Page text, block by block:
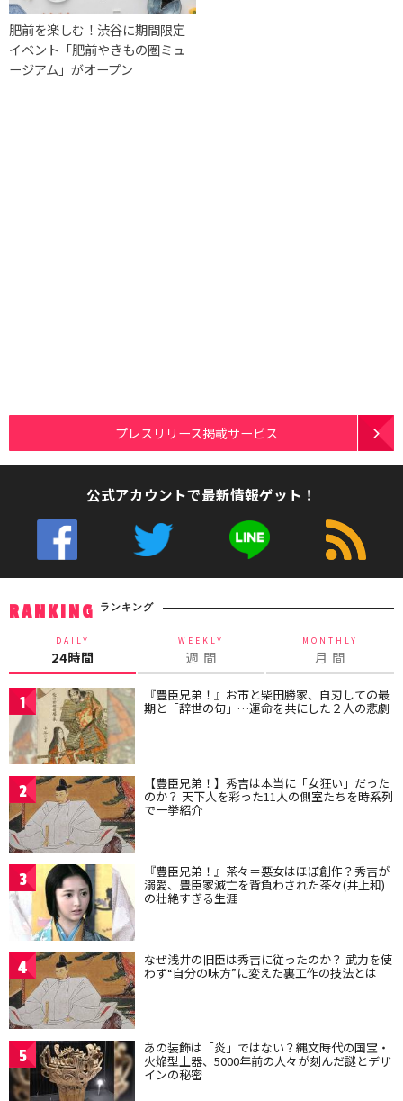
肥前を楽しむ！渋谷に期間限定
イベント「肥前やきもの圏ミュ
ージアム」がオープン
プレスリリース掲載サービス
公式アカウントで最新情報ゲット！
RANKING ランキング
DAILY
24時間
WEEKLY
週 間
MONTHLY
月 間
1 『豊臣兄弟！』お市と柴田勝家、自刃しての最
期と「辞世の句」…運命を共にした２人の悲劇
2 【豊臣兄弟！】秀吉は本当に「女狂い」だった
のか？ 天下人を彩った11人の側室たちを時系列
で一挙紹介
3 『豊臣兄弟！』茶々＝悪女はほぼ創作？秀吉が
溺愛、豊臣家滅亡を背負わされた茶々(井上和)
の壮絶すぎる生涯
4 なぜ浅井の旧臣は秀吉に従ったのか？ 武力を使
わず“自分の味方”に変えた裏工作の技法とは
5 あの装飾は「炎」ではない？縄文時代の国宝・
火焔型土器、5000年前の人々が刻んだ謎とデザ
インの秘密